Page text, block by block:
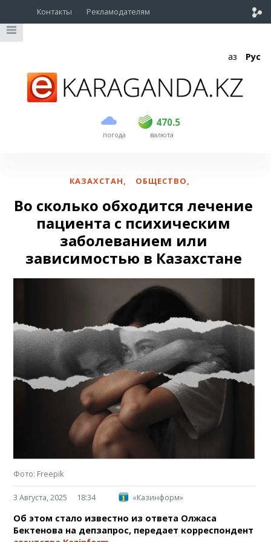
Контакты Рекламодателям
Қаз Рус
погода
470.5
USD 468.5 470.5
EUR валюта
КАЗАХСТАН, ОБЩЕСТВО,
Во сколько обходится лечение
пациента с психическим
заболеванием или
зависимостью в Казахстане
Фото: Freepik
3 Августа, 2025 18:34 «Казинформ»
Об этом стало известно из ответа Олжаса
Бектенова на депзапрос, передает корреспондент